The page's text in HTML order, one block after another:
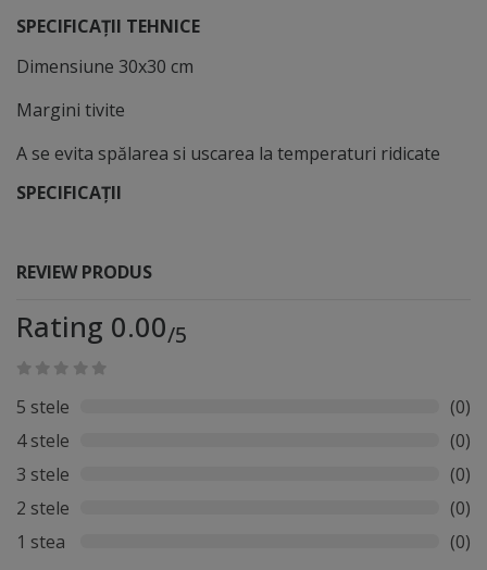
lavabile și practice pentru utilizare zilnică acasă, la
birou, în magazine, showroom-uri, saloane sau în
mașină. Beneficii principale Nu lasă scame pe sticlă,
suprafețe sensibile Nu lasă urme dacă sunt folosite
corect Textură striată pentru curățare mai eficientă
Microfibră moale, delicată cu suprafețele Potrivite
pentru sticlă, oglinzi, ecrane și vitrine Reutilizabile și
SPECIFICAȚII TEHNICE
Dimensiune 30x30 cm
Margini tivite
A se evita spălarea si uscarea la temperaturi ridicate
SPECIFICAȚII
REVIEW PRODUS
Rating 0.00/5
5 stele
(0)
4 stele
(0)
3 stele
(0)
2 stele
(0)
1 stea
(0)